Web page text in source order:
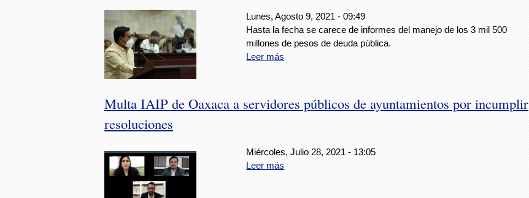
Lunes, Agosto 9, 2021 - 09:49
Hasta la fecha se carece de informes del manejo de los 3 mil 500
millones de pesos de deuda pública.
Leer más
Multa IAIP de Oaxaca a servidores públicos de ayuntamientos por incumplir
resoluciones
Miércoles, Julio 28, 2021 - 13:05
Leer más